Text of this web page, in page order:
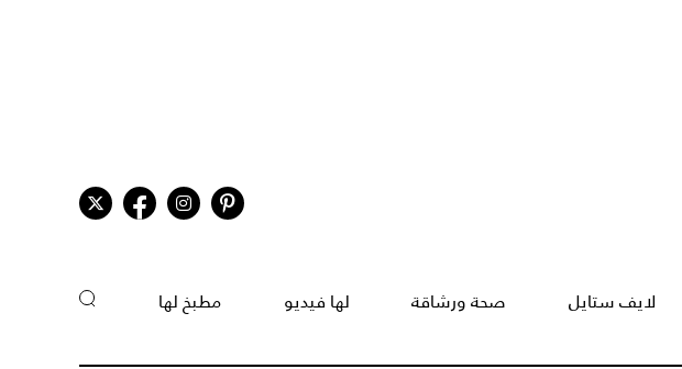
لايف ستايل صحة ورشاقة لها فيديو مطبخ لها